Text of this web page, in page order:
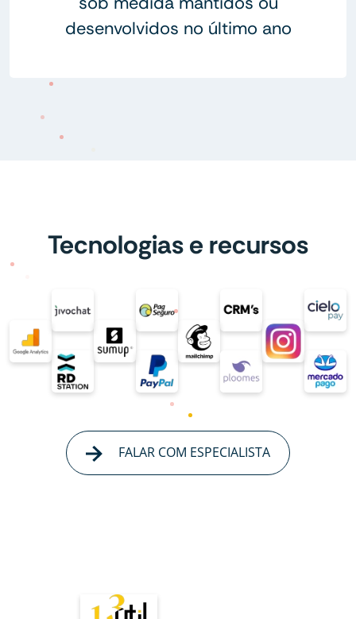
desenvolvidos no último ano
Tecnologias e recursos
FALAR COM ESPECIALISTA